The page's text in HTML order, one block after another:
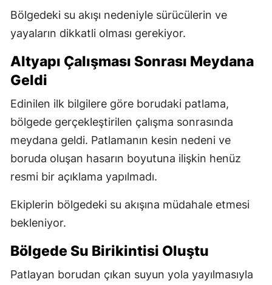
Bölgedeki su akışı nedeniyle sürücülerin ve
yayaların dikkatli olması gerekiyor.
Altyapı Çalışması Sonrası Meydana
Geldi
Edinilen ilk bilgilere göre borudaki patlama,
bölgede gerçekleştirilen çalışma sonrasında
meydana geldi. Patlamanın kesin nedeni ve
boruda oluşan hasarın boyutuna ilişkin henüz
resmi bir açıklama yapılmadı.
Ekiplerin bölgedeki su akışına müdahale etmesi
bekleniyor.
Bölgede Su Birikintisi Oluştu
Patlayan borudan çıkan suyun yola yayılmasıyla